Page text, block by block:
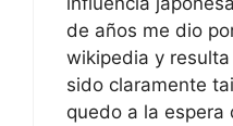
de años me dio
wikipedia y
sido claramente
quedo a la espera